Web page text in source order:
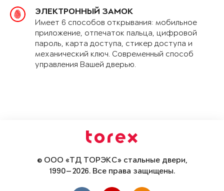
ЭЛЕКТРОННЫЙ ЗАМОК
Имеет 6 способов открывания: мобильное
приложение, отпечаток пальца, цифровой
пароль, карта доступа, стикер доступа и
механический ключ. Современный способ
управления Вашей дверью.
© ООО «ТД ТОРЭКС» стальные двери,
1990—2026. Все права защищены.